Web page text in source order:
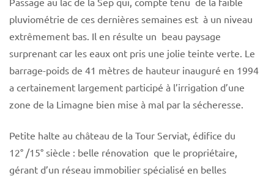
pluviométrie de ces dernières semaines est à un niveau
extrêmement bas. Il en résulte un beau paysage
surprenant car les eaux ont pris une jolie teinte verte. Le
barrage-poids de 41 mètres de hauteur inauguré en 1994
a certainement largement participé à l’irrigation d’une
zone de la Limagne bien mise à mal par la sécheresse.
Petite halte au château de la Tour Serviat, édifice du
12° /15° siècle : belle rénovation que le propriétaire,
gérant d’un réseau immobilier spécialisé en belles